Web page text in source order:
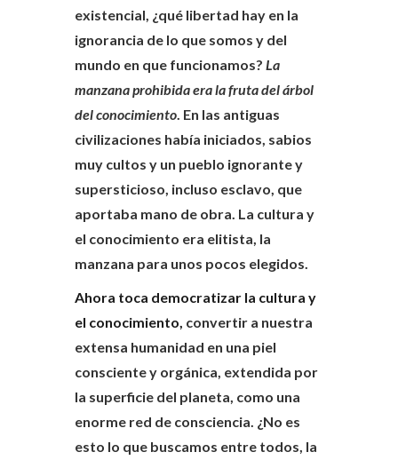
existencial, ¿qué libertad hay en la
ignorancia de lo que somos y del
mundo en que funcionamos? La
manzana prohibida era la fruta del árbol
del conocimiento. En las antiguas
civilizaciones había iniciados, sabios
muy cultos y un pueblo ignorante y
supersticioso, incluso esclavo, que
aportaba mano de obra. La cultura y
el conocimiento era elitista, la
manzana para unos pocos elegidos.
Ahora toca democratizar la cultura y
el conocimiento, convertir a nuestra
extensa humanidad en una piel
consciente y orgánica, extendida por
la superficie del planeta, como una
enorme red de consciencia. ¿No es
esto lo que buscamos entre todos, la